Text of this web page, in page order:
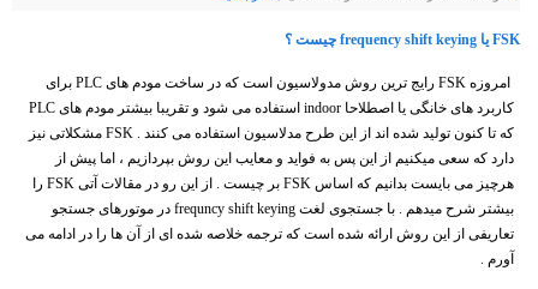
FSK یا frequency shift keying چیست ؟
امروزه FSK رایج ترین روش مدولاسیون است که در ساخت مودم های PLC برای
کاربرد های خانگی یا اصطلاحا indoor استفاده می شود و تقریبا بیشتر مودم های PLC
که تا کنون تولید شده اند از این طرح مدلاسیون استفاده می کنند . FSK مشکلاتی نیز
دارد که سعی میکنیم از این پس به فواید و معایب این روش بپردازیم ، اما پیش از
هرچیز می بایست بدانیم که اساس FSK بر چیست . از این رو در مقالات آتی FSK را
بیشتر شرح میدهم . با جستجوی لغت frequncy shift keying در موتورهای جستجو
تعاریفی از این روش ارائه شده است که ترجمه خلاصه شده ای از آن ها را در ادامه می
آورم .